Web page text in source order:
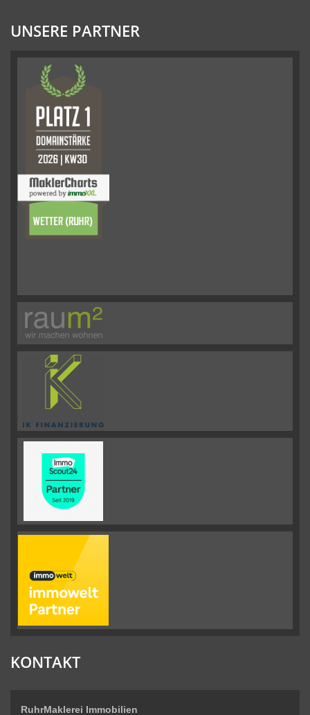
UNSERE PARTNER
KONTAKT
RuhrMaklerei Immobilien